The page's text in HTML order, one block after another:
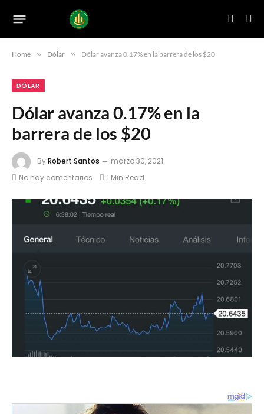
Home » Dólar » Dólar avanza 0.17% en la barrera de los $20
DÓLAR
Dólar avanza 0.17% en la
barrera de los $20
ByRobert Santos
marzo 30, 2021
No hay comentarios
1 Min Read